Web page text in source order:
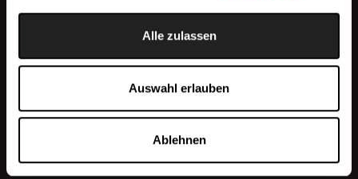
Alle zulassen
Auswahl erlauben
Ablehnen